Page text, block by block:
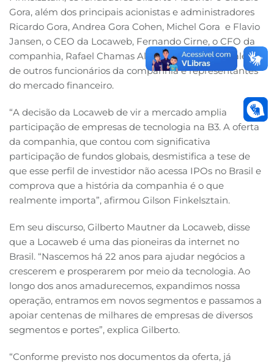
Gora, além dos principais acionistas e administradores
Ricardo Gora, Andrea Gora Cohen, Michel Gora e Flavio
Jansen, o CEO da Locaweb, Fernando Cirne, o CFO da
companhia, Rafael Chamas Alves, e conselheiros, além
de outros funcionários da companhia e representantes
do mercado financeiro.
“A decisão da Locaweb de vir a mercado amplia
participação de empresas de tecnologia na B3. A oferta
da companhia, que contou com significativa
participação de fundos globais, desmistifica a tese de
que esse perfil de investidor não acessa IPOs no Brasil e
comprova que a história da companhia é o que
realmente importa”, afirmou Gilson Finkelsztain.
Em seu discurso, Gilberto Mautner da Locaweb, disse
que a Locaweb é uma das pioneiras da internet no
Brasil. “Nascemos há 22 anos para ajudar negócios a
crescerem e prosperarem por meio da tecnologia. Ao
longo dos anos amadurecemos, expandimos nossa
operação, entramos em novos segmentos e passamos a
apoiar centenas de milhares de empresas de diversos
segmentos e portes”, explica Gilberto.
“Conforme previsto nos documentos da oferta, já